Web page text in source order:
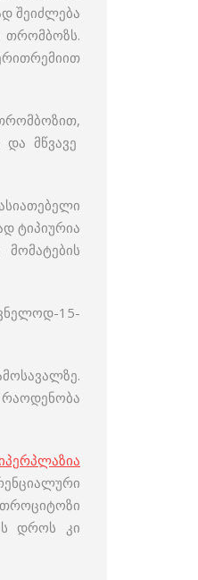
შეიძლება
თრომბოზს.
მწვავე
ტიპიურია
15-
რაოდენობა
დროს კი